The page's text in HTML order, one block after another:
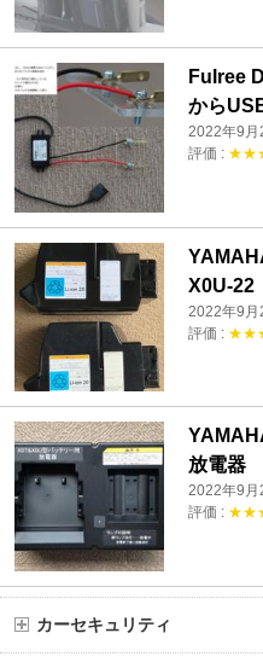
Fulree
から
2022年9月
評価 :
X0U-22
2022年9月
評価 :
放電器
2022年9月
評価 :
カーセキュリティ